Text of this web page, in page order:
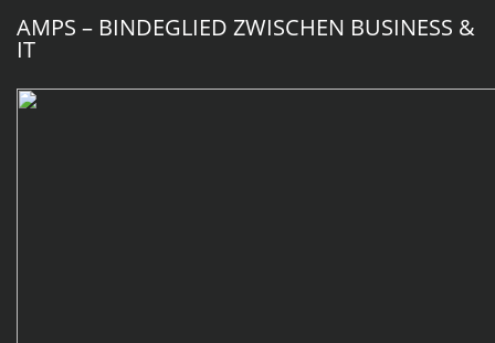
AMPS – BINDEGLIED ZWISCHEN BUSINESS &
IT